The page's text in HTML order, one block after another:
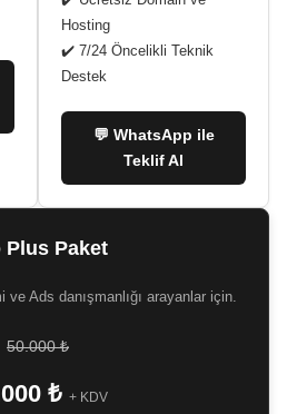
Hosting
✔️ 7/24 Öncelikli Teknik
Destek
💬 WhatsApp ile
Teklif Al
Plus Paket
ve Ads danışmanlığı arayanlar için.
50.000 ₺
₺ + KDV